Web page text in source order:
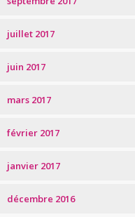
juillet 2017
juin 2017
mars 2017
février 2017
janvier 2017
décembre 2016